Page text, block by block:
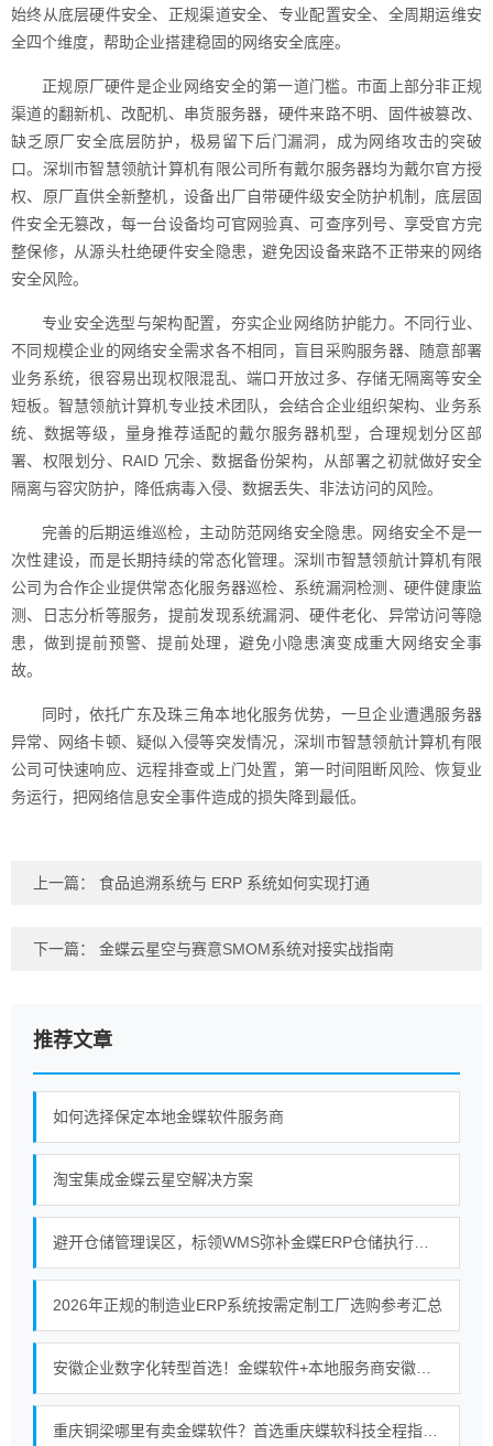
始终从底层硬件安全、正规渠道安全、专业配置安全、全周期运维安
全四个维度，帮助企业搭建稳固的网络安全底座。
正规原厂硬件是企业网络安全的第一道门槛。市面上部分非正规
渠道的翻新机、改配机、串货服务器，硬件来路不明、固件被篡改、
缺乏原厂安全底层防护，极易留下后门漏洞，成为网络攻击的突破
口。深圳市智慧领航计算机有限公司所有戴尔服务器均为戴尔官方授
权、原厂直供全新整机，设备出厂自带硬件级安全防护机制，底层固
件安全无篡改，每一台设备均可官网验真、可查序列号、享受官方完
整保修，从源头杜绝硬件安全隐患，避免因设备来路不正带来的网络
安全风险。
专业安全选型与架构配置，夯实企业网络防护能力。不同行业、
不同规模企业的网络安全需求各不相同，盲目采购服务器、随意部署
业务系统，很容易出现权限混乱、端口开放过多、存储无隔离等安全
短板。智慧领航计算机专业技术团队，会结合企业组织架构、业务系
统、数据等级，量身推荐适配的戴尔服务器机型，合理规划分区部
署、权限划分、RAID 冗余、数据备份架构，从部署之初就做好安全
隔离与容灾防护，降低病毒入侵、数据丢失、非法访问的风险。
完善的后期运维巡检，主动防范网络安全隐患。网络安全不是一
次性建设，而是长期持续的常态化管理。深圳市智慧领航计算机有限
公司为合作企业提供常态化服务器巡检、系统漏洞检测、硬件健康监
测、日志分析等服务，提前发现系统漏洞、硬件老化、异常访问等隐
患，做到提前预警、提前处理，避免小隐患演变成重大网络安全事
故。
同时，依托广东及珠三角本地化服务优势，一旦企业遭遇服务器
异常、网络卡顿、疑似入侵等突发情况，深圳市智慧领航计算机有限
公司可快速响应、远程排查或上门处置，第一时间阻断风险、恢复业
务运行，把网络信息安全事件造成的损失降到最低。
上一篇： 食品追溯系统与 ERP 系统如何实现打通
下一篇： 金蝶云星空与赛意SMOM系统对接实战指南
推荐文章
如何选择保定本地金蝶软件服务商
淘宝集成金蝶云星空解决方案
2026年正规的制造业ERP系统按需定制工厂选购参考汇总